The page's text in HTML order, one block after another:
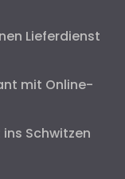
Lieferdienst
mit Online-
Schwitzen